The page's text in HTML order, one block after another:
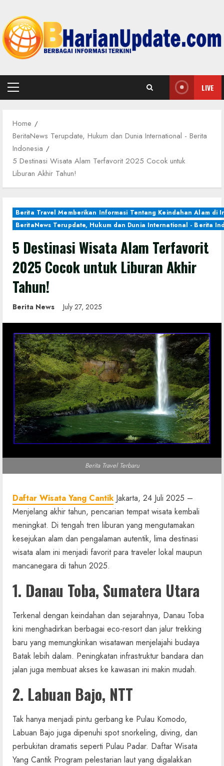
content
Primary
LIVE
Home
BeritaNews Terupdate, Hukum dan Dunia International - Berita
Indonesia
5 Destinasi Wisata Alam Terfavorit 2025 Cocok untuk
Liburan Akhir Tahun!
Berita Travel Memberikan Informasi Tentang Keindahan Alam di
BeritaNews Terupdate, Hukum dan Dunia International - Berita
5 Destinasi Wisata Alam Terfavorit
2025 Cocok untuk Liburan Akhir
Tahun!
Berita News July 27, 2025
Berita Travel Terbaru
Daftar Wisata Yang CantikJakarta, 24 Juli 2025 –
Menjelang akhir tahun, pencarian tempat wisata kembali
meningkat. Di tengah tren liburan yang mengutamakan
kesejukan alam dan pengalaman autentik, lima destinasi
wisata alam ini menjadi favorit para traveler lokal maupun
mancanegara di tahun 2025.
1. Danau Toba, Sumatera Utara
Terkenal dengan keindahan dan sejarahnya, Danau Toba
kini menghadirkan berbagai eco-resort dan jalur trekking
baru yang memungkinkan wisatawan menjelajahi budaya
Batak lebih dalam. Peningkatan infrastruktur bandara dan
jalan juga membuat akses ke kawasan ini makin mudah.
2. Labuan Bajo, NTT
Tak hanya menjadi pintu gerbang ke Pulau Komodo,
Labuan Bajo juga dipenuhi spot snorkeling, diving, dan
perbukitan dramatis seperti Pulau Padar. Daftar Wisata
Yang Cantik Program pelestarian laut yang digalakkan